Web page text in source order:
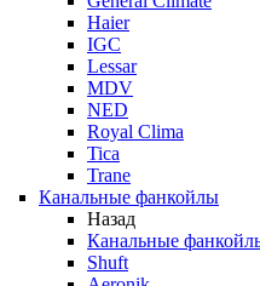
Haier
IGC
Lessar
MDV
NED
Royal Clima
Tica
Trane
Канальные фанкойлы
Назад
Канальные
Shuft